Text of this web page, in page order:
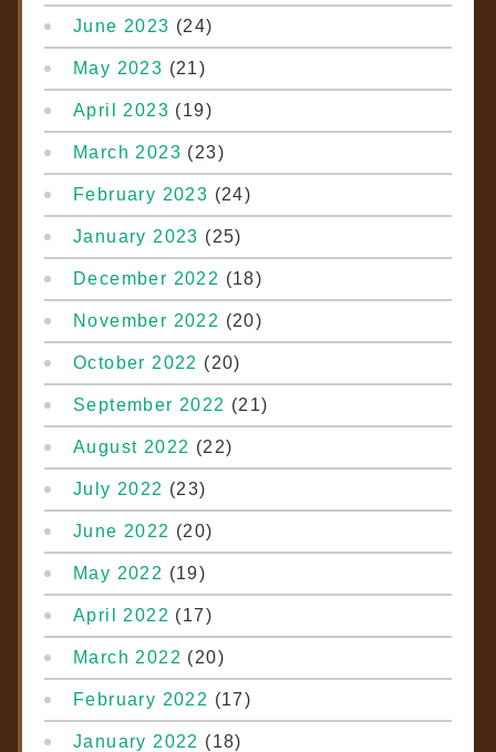
June 2023 (24)
May 2023 (21)
April 2023 (19)
March 2023 (23)
February 2023 (24)
January 2023 (25)
December 2022 (18)
November 2022 (20)
October 2022 (20)
September 2022 (21)
August 2022 (22)
July 2022 (23)
June 2022 (20)
May 2022 (19)
April 2022 (17)
March 2022 (20)
February 2022 (17)
January 2022 (18)